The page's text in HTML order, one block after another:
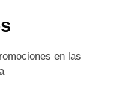
en las